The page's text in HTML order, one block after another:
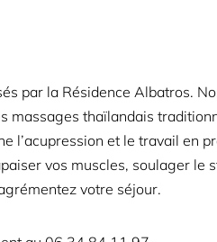
par la Résidence Albatros.
thaïlandais
l’acupression et le travail en
vos muscles, soulager
votre séjour.